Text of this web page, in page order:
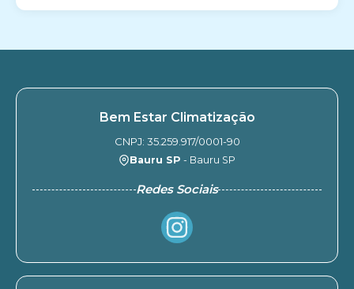
Bem Estar Climatização
CNPJ: 35.259.917/0001-90
Bauru SP - Bauru SP
Redes Sociais